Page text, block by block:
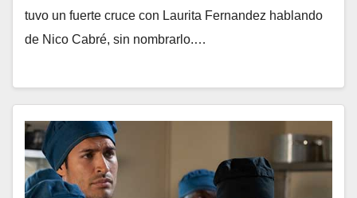
tuvo un fuerte cruce con Laurita Fernandez hablando
de Nico Cabré, sin nombrarlo.…